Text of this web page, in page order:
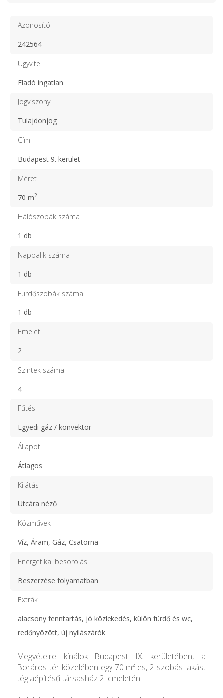
Azonosító
242564
Ügyvitel
Eladó ingatlan
Jogviszony
Tulajdonjog
Cím
Budapest 9. kerület
Méret
70 m2
Hálószobák száma
1 db
Nappalik száma
1 db
Fürdőszobák száma
1 db
Emelet
2
Szintek száma
4
Fűtés
Egyedi gáz / konvektor
Állapot
Átlagos
Kilátás
Utcára néző
Közművek
Víz, Áram, Gáz, Csatorna
Energetikai besorolás
Beszerzése folyamatban
Extrák
alacsony fenntartás, jó közlekedés, külön fürdő és wc,
redőnyözött, új nyílászárók
Megvételre kínálok Budapest IX. kerületében, a
Boráros tér közelében egy 70 m²-es, 2 szobás lakást
téglaépítésű társasház 2. emeletén.